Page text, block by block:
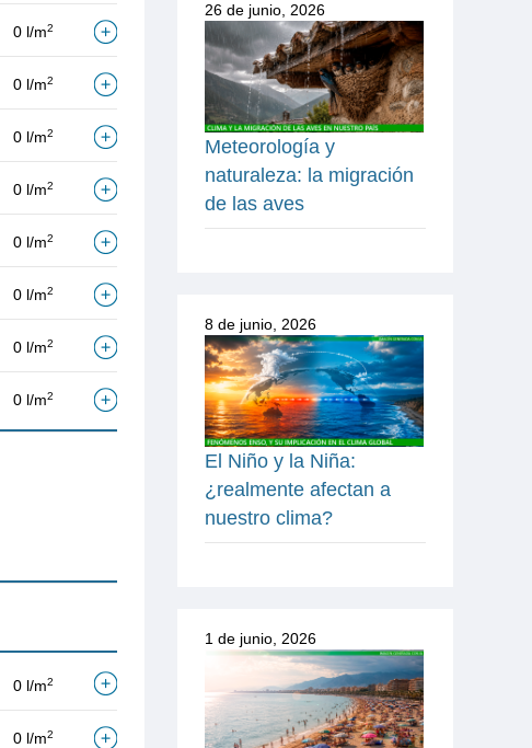
0 l/m2
0 l/m2
0 l/m2
0 l/m2
0 l/m2
0 l/m2
0 l/m2
0 l/m2
0 l/m2
0 l/m2
26 de junio, 2026
Meteorología y
naturaleza: la migración
de las aves
8 de junio, 2026
El Niño y la Niña:
¿realmente afectan a
nuestro clima?
1 de junio, 2026